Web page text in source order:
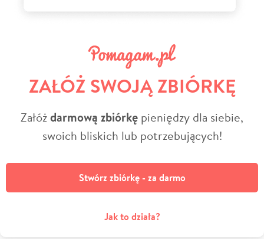
ZAŁÓŻ SWOJĄ ZBIÓRKĘ
Załóżdarmową zbiórkę pieniędzy dla siebie,
swoich bliskich lub potrzebujących!
Stwórz zbiórkę - za darmo
Jak to działa?